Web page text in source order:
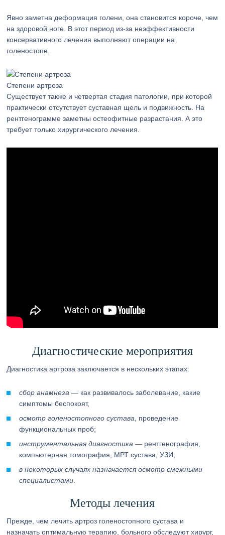
Явно заметна деформация голени, она становится короче, чем
на здоровой ноге. В этот период из-за неэффективности
консервативного лечения выполняют операции на
голеностопе.
Степени артроза
Существует также и четвертая стадия патологии, при которой
практически отсутствует суставная щель и подвижность. На
рентгенограмме заметны остеофитные разрастания. А это
требует только хирургического лечения.
Диагностические мероприятия
Диагностика артроза заключается в нескольких этапах:
сбор анамнеза — как развивалось заболевание, какие
симптомы беспокоят,
осмотр голеностопного сустава , проведение
функциональных проб;
инструментальная диагностика — рентгенография,
компьютерная томография, МРТ сустава, УЗИ;
в некоторых случаях назначается осмотр смежными
специалистами
Методы лечения
Прежде, чем лечить артроз голеностопного сустава и
назначать оптимальную терапию, больного обследуют хирург,